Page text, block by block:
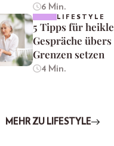
6 Min.
LIFESTYLE
5 Tipps für heikle
Gespräche übers
Grenzen setzen
4 Min.
MEHR ZU LIFESTYLE